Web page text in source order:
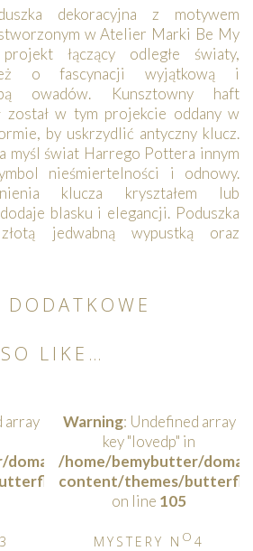
dekoracyjna z motywem
w Atelier Marki Be My
łączący odległe światy,
o fascynacji wyjątkową i
owadów. Kunsztowny haft
został w tym projekcie oddany w
by uskrzydlić antyczny klucz.
myśl świat Harrego Pottera innym
nieśmiertelności i odnowy.
klucza kryształem lub
blasku i elegancji. Poduszka
jedwabną wypustką oraz
DODATKOWE
LIKE…
array
bemybutterfly.com/
functions.php
3
Warning: Undefined array
key "lovedp" in
/home/bemybutter/
content/themes/
on line 105
MYSTERY N O 4